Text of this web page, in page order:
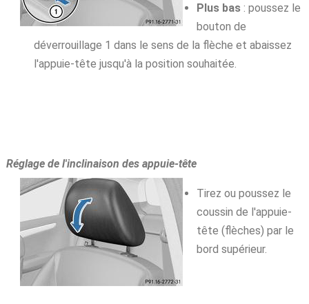
Plus bas : poussez le
bouton de
déverrouillage 1 dans le sens de la flèche et abaissez
l'appuie-tête jusqu'à la position souhaitée.
Réglage de l'inclinaison des appuie-tête
Tirez ou poussez le
coussin de l'appuie-
tête (flèches) par le
bord supérieur.